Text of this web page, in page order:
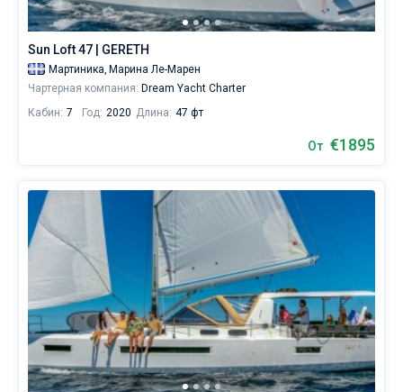
без
шкипера.
каталоге
яхт
предложений
Мартинике
1891€.
вы
сможете
увидеть
вулкан
Монтань-
Пелле,
Sun Loft 47 | GERETH
Мартиника, Марина Ле-Марен
Чартерная компания: Dream Yacht Charter
Кабин: 7 Год: 2020 Длина: 47 фт
От €1895
Со шкипером